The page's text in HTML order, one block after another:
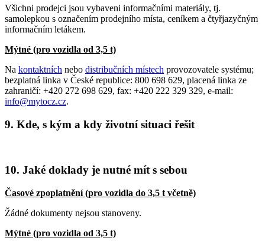
Všichni prodejci jsou vybaveni informačními materiály, tj.
samolepkou s označením prodejního místa, ceníkem a čtyřjazyčným
informačním letákem.
Mýtné (pro vozidla od 3,5 t)
Na kontaktních nebo distribučních místech provozovatele systému;
bezplatná linka v České republice: 800 698 629, placená linka ze
zahraničí: +420 272 698 629, fax: +420 222 329 329, e-mail:
info@mytocz.cz.
9. Kde, s kým a kdy životní situaci řešit
10. Jaké doklady je nutné mít s sebou
Časové zpoplatnění (pro vozidla do 3,5 t včetně)
Žádné dokumenty nejsou stanoveny.
Mýtné (pro vozidla od 3,5 t)